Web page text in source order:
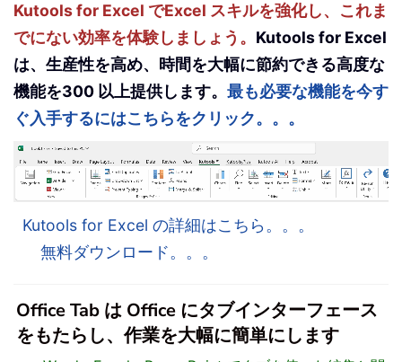
Kutools for Excel でExcel スキルを強化し、これま
でにない効率を体験しましょう。 Kutools for Excel
は、生産性を高め、時間を大幅に節約できる高度な
機能を300 以上提供します。 最も必要な機能を今す
ぐ入手するにはこちらをクリック。。。
Kutools for Excel の詳細はこちら。。。
無料ダウンロード。。。
Office Tab は Office にタブインターフェース
をもたらし、作業を大幅に簡単にします